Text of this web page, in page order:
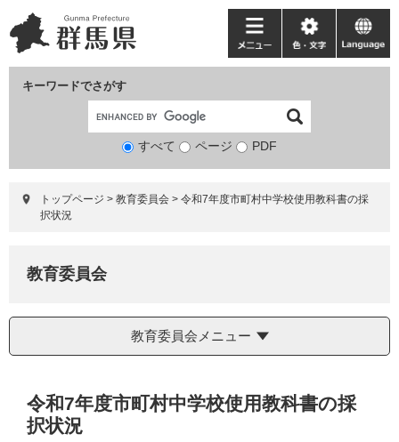
ー
ジ
ニ
ュ
て
キーワードでさがす
検
象
すべて ページ PDF
メ
ニ
ー
色・
文
language
トップページ > 教育委員会 > 令和7年度市町村中学校使用教科書の採
択状況
教育委員会
教育委員会メニュー
令和7年度市町村中学校使用教科書の採
択状況